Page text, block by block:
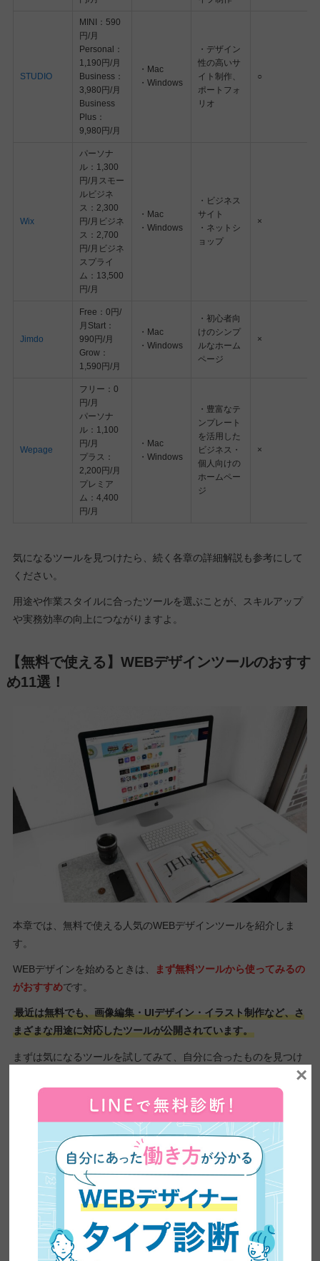
STUDIO
MINI：590
円/月
Personal：
1,190円/月
Business：
3,980円/月
Business
Plus：
9,980円/月
・Mac
・Windows
・デザイン
性の高いサ
イト制作、
ポートフォ
リオ
○
Wix
パーソナ
ル：1,300
円/月スモー
ルビジネ
ス：2,300
円/月ビジネ
ス：2,700
円/月ビジネ
スプライ
ム：13,500
円/月
・Mac
・Windows
・ビジネス
サイト
・ネットシ
ョップ
×
Jimdo
Free：0円/
月Start：
990円/月
Grow：
1,590円/月
・Mac
・Windows
・初心者向
けのシンプ
ルなホーム
ページ
×
Wepage
フリー：0
円/月
パーソナ
ル：1,100
円/月
プラス：
2,200円/月
プレミア
ム：4,400
円/月
・Mac
・Windows
・豊富なテ
ンプレート
を活用した
ビジネス・
個人向けの
ホームペー
ジ
×
気になるツールを見つけたら、続く各章の詳細解説も参考にして
ください。
用途や作業スタイルに合ったツールを選ぶことが、スキルアップ
や実務効率の向上につながりますよ。
【無料で使える】WEBデザインツールのおすす
め11選！
本章では、無料で使える人気のWEBデザインツールを紹介しま
す。
WEBデザインを始めるときは、
まず無料ツールから使ってみるの
がおすすめです。
最近は無料でも、画像編集・UIデザイン・イラスト制作など、さ
まざまな用途に対応したツールが公開されています。
まずは気になるツールを試してみて、自分に合ったものを見つけ
プラン 得意な分野
Canva
無料：0円
Canvaプロ：8,300円/
Canvaビジネス：
・SNS、ブログ用画
・サムネイル、アイ
キャッチ
Figma
スターター：0円
ル：450円/月〜
ビジネス：750円/
・UIデザイン
・WEBサイト設計
×